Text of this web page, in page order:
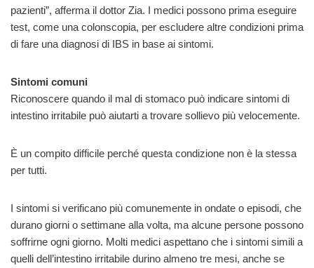
pazienti”, afferma il dottor Zia. I medici possono prima eseguire
test, come una colonscopia, per escludere altre condizioni prima
di fare una diagnosi di IBS in base ai sintomi.
Sintomi comuni
Riconoscere quando il mal di stomaco può indicare sintomi di
intestino irritabile può aiutarti a trovare sollievo più velocemente.
È un compito difficile perché questa condizione non è la stessa
per tutti.
I sintomi si verificano più comunemente in ondate o episodi, che
durano giorni o settimane alla volta, ma alcune persone possono
soffrirne ogni giorno. Molti medici aspettano che i sintomi simili a
quelli dell’intestino irritabile durino almeno tre mesi, anche se